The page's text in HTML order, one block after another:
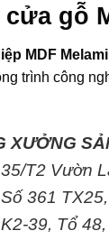
cửa gỗ
MDF
trình công
XƯỞNG
T2 Vườn
361 TX25,
39, Tổ 48,